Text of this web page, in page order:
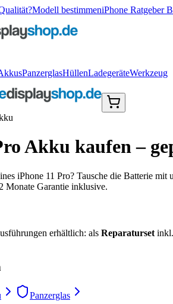
Modell bestimmeniPhone Ratgeber
PanzerglasHüllenLadegeräteWerkzeug
Akku kaufen –
iPhone 11 Pro? Tausche die Batterie
Monate Garantie inklusive.
erhältlich: als Reparaturset
Panzerglas